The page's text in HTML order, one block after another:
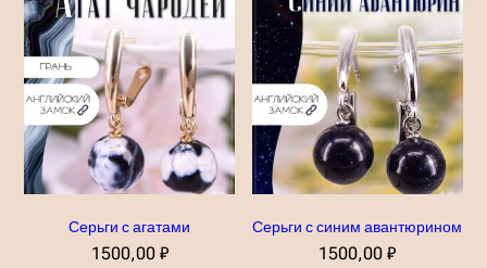
Серьги с агатами
1500,00 ₽
Серьги с синим авантюрином
1500,00₽